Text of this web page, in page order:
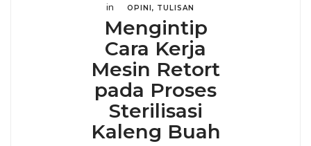
in OPINI , TULISAN
Mengintip
Cara Kerja
Mesin Retort
pada Proses
Sterilisasi
Kaleng Buah